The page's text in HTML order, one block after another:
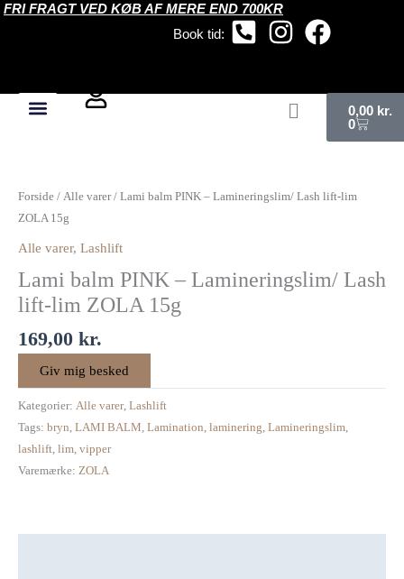
Gå
Book tid:
FRI FRAGT VED KØB AF MERE END 700KR
0,00 kr.
0
Forside / Alle varer/ Lami balm PINK – Lamineringslim/ Lash lift-lim
ZOLA 15g
Alle varer, Lashlift
Lami balm PINK – Lamineringslim/ Lash
lift-lim ZOLA 15g
169,00 kr.
Kategorier: Alle varer, Lashlift
Tags: bryn LAMI BALM Lamination laminering Lamineringslim
lashlift lim vipper
Varemærke: ZOLA